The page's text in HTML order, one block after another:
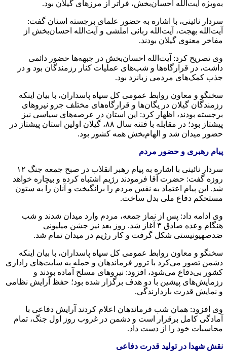
به‌ویژه آیت‌الله احسان‌بخش، فراتر از مرزهای گیلان بود.
سردار نائینی، با اشاره به حضور علمای برجسته استان گفت:
آیت‌الله بهجت، آیت‌الله ربانی املشی و آیت‌الله احسان‌بخش از
مفاخر معنوی گیلان بودند.
وی تصریح کرد: آیت‌الله احسان‌بخش در جبهه‌ها حضور دائمی
داشت، در قرارگاه‌ها و شب‌های عملیات کنار رزمندگان بود و در
جذب کمک‌های مردمی زبانزد بود.
سخنگو و معاون روابط عمومی کل سپاه پاسداران، با بیان اینکه
رزمندگان گیلان در یگان‌ها و قرارگاه‌های مختلف جزو نیروهای
برجسته بودند، اظهار کرد: این استان در عرصه‌های سیاسی نیز
پیشتاز بود؛ در مقابله با فتنه سال ۸۸، گیلان اولین استان پیشتاز در
حضور میدان شد و الهام‌بخش همه کشور بود.
پیام رهبری و حضور مردم
سردار نائینی با اشاره به پیام رهبر انقلاب در صبح جمعه جنگ ۱۲
روزه گفت: حضرت آقا فرمودند رژیم اشتباه کرده و بیچاره خواهد
شد. این پیام اعتماد به نفس مردم را برانگیخت و آنان را به ستون
مستحکم دفاع ملی بدل ساخت.
وی ادامه داد: پس از نماز جمعه، مردم وارد میدان شدند و شب
هنگام وعده صادق ۳ آغاز شد. روز بعد نیز جشن میلیونی
ضدصهیونیستی شکل گرفت و کار رژیم در میدان تمام شد.
سخنگو و معاون روابط عمومی کل سپاه پاسداران، با بیان اینکه
دشمن تصور می‌کرد با ترور فرماندهان و حمله به سایت‌های راداری
کشور بی‌دفاع می‌شود، افزود: نیروهای مسلح آماده بودند و
رزمایش‌های پیشین با دو هدف برگزار شده بود؛ حفظ آرایش نظامی
و نمایش قدرت بازدارندگی.
وی افزود: همان شب فرماندهان اعلام کردند آرایش دفاعی با
آمادگی کامل برقرار است و دشمن در غروب روز اول جنگ، تمام
محاسبات خود را از دست داد.
نقش شهدا در تولید قدرت دفاعی